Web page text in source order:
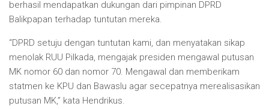
berhasil mendapatkan dukungan dari pimpinan DPRD
Balikpapan terhadap tuntutan mereka.
“DPRD setuju dengan tuntutan kami, dan menyatakan sikap
menolak RUU Pilkada, mengajak presiden mengawal putusan
MK nomor 60 dan nomor 70. Mengawal dan memberikam
statmen ke KPU dan Bawaslu agar secepatnya merealisasikan
putusan MK,” kata Hendrikus.